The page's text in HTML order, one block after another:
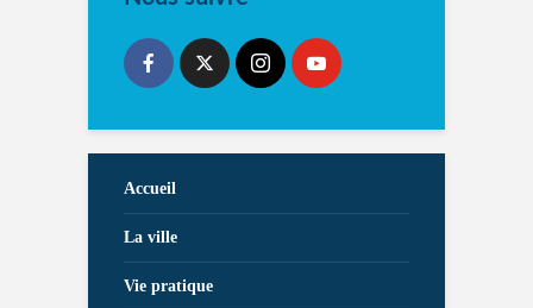
Accueil
La ville
Vie pratique